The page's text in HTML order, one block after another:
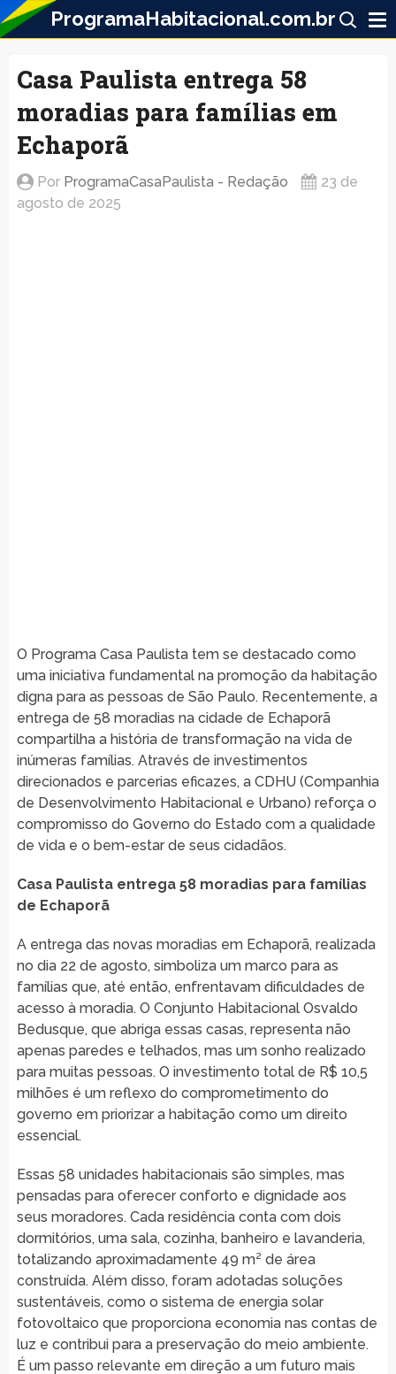
ProgramaHabitacional.com.br
Casa Paulista entrega 58
moradias para famílias em
Echaporã
Por ProgramaCasaPaulista - Redação
23 de
agosto de 2025
O Programa Casa Paulista tem se destacado como
uma iniciativa fundamental na promoção da habitação
digna para as pessoas de São Paulo. Recentemente, a
entrega de 58 moradias na cidade de Echaporã
compartilha a história de transformação na vida de
inúmeras famílias. Através de investimentos
direcionados e parcerias eficazes, a CDHU (Companhia
de Desenvolvimento Habitacional e Urbano) reforça o
compromisso do Governo do Estado com a qualidade
de vida e o bem-estar de seus cidadãos.
Casa Paulista entrega 58 moradias para famílias
de Echaporã
A entrega das novas moradias em Echaporã, realizada
no dia 22 de agosto, simboliza um marco para as
famílias que, até então, enfrentavam dificuldades de
acesso à moradia. O Conjunto Habitacional Osvaldo
Bedusque, que abriga essas casas, representa não
apenas paredes e telhados, mas um sonho realizado
para muitas pessoas. O investimento total de R$ 10,5
milhões é um reflexo do comprometimento do
governo em priorizar a habitação como um direito
essencial.
Essas 58 unidades habitacionais são simples, mas
pensadas para oferecer conforto e dignidade aos
seus moradores. Cada residência conta com dois
dormitórios, uma sala, cozinha, banheiro e lavanderia,
totalizando aproximadamente 49 m² de área
construída. Além disso, foram adotadas soluções
sustentáveis, como o sistema de energia solar
fotovoltaico que proporciona economia nas contas de
luz e contribui para a preservação do meio ambiente.
É um passo relevante em direção a um futuro mais